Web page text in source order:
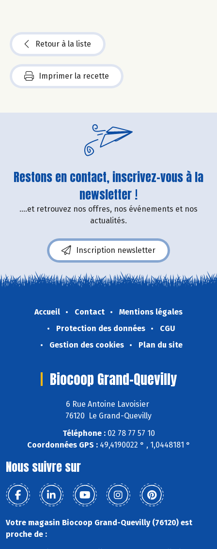
Retour à la liste
Imprimer la recette
Restons en contact, inscrivez-vous à la
newsletter !
....et retrouvez nos offres, nos événements et nos
actualités.
Inscription newsletter
Accueil Contact
Mentions légales
Protection des données
CGU
Gestion des cookies
Plan du site
Biocoop Grand-Quevilly
6 Rue Antoine Lavoisier
76120 Le Grand-Quevilly
Téléphone :02 78 77 57 10
Coordonnées GPS :49,4190022 ° , 1,0448181 °
Nous suivre sur
Votre magasin Biocoop Grand-Quevilly (76120) est
proche de :